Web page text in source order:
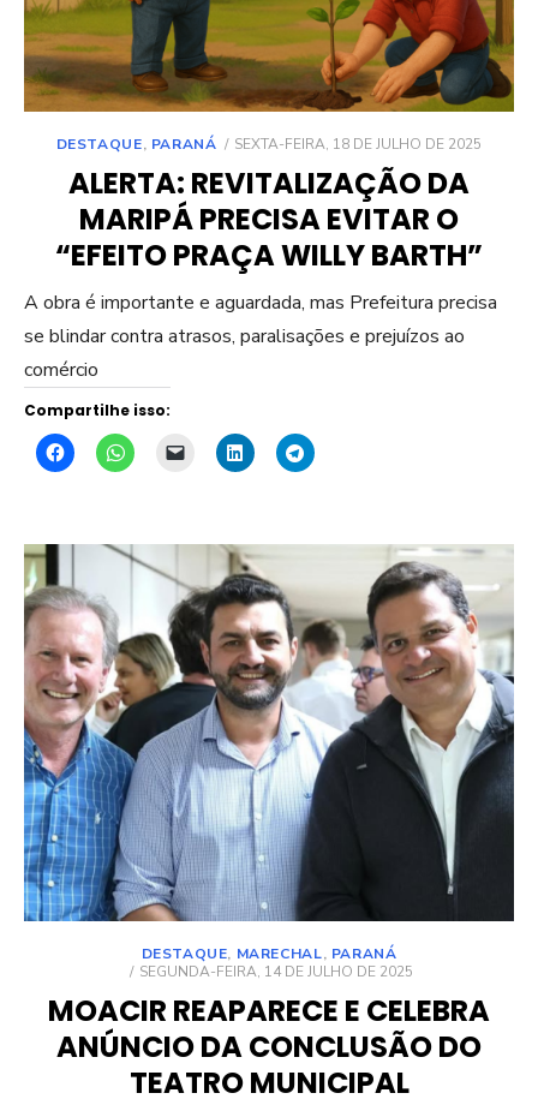
DESTAQUE, PARANÁ
POSTED
SEXTA-FEIRA, 18 DE JULHO DE 2025
ALERTA: REVITALIZAÇÃO DA
MARIPÁ PRECISA EVITAR O
“EFEITO PRAÇA WILLY BARTH”
A obra é importante e aguardada, mas Prefeitura precisa
se blindar contra atrasos, paralisações e prejuízos ao
comércio
Compartilhe isso:
DESTAQUE, MARECHAL, PARANÁ
POSTED
SEGUNDA-FEIRA, 14 DE JULHO DE 2025
MOACIR REAPARECE E CELEBRA
ANÚNCIO DA CONCLUSÃO DO
TEATRO MUNICIPAL